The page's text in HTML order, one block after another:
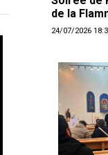
de la
d'Amour
24/07/2026